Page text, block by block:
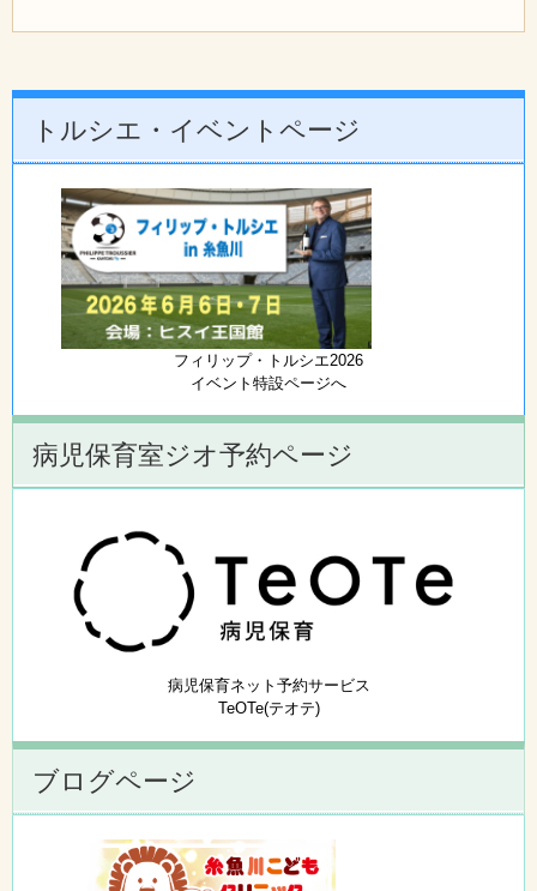
トルシエ・イベントページ
フィリップ・トルシエ2026
イベント特設ページへ
病児保育室ジオ予約ページ
病児保育ネット予約サービス
TeOTe(テオテ)
ブログページ